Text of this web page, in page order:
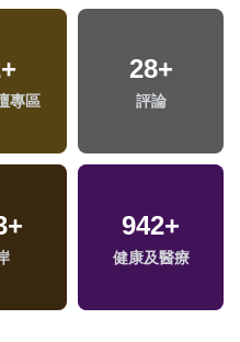
+
專區
28+
評論
+ 942+
健康及醫療